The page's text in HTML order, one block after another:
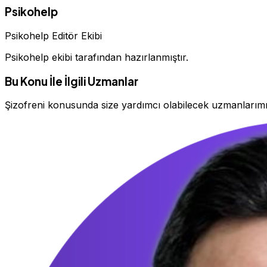
Psikohelp
Psikohelp Editör Ekibi
Psikohelp ekibi tarafından hazırlanmıştır.
Bu Konu İle İlgili Uzmanlar
Şizofreni konusunda size yardımcı olabilecek